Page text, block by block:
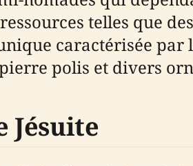
telles que
caractérisée
polis et divers
Jésuite